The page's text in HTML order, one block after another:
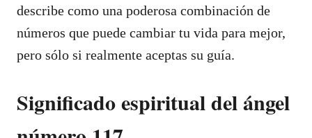
describe como una poderosa combinación de
números que puede cambiar tu vida para mejor,
pero sólo si realmente aceptas su guía.
Significado espiritual del ángel